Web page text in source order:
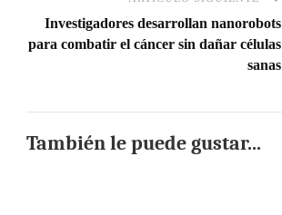
Investigadores desarrollan nanorobots
para combatir el cáncer sin dañar células
sanas
También le puede gustar...